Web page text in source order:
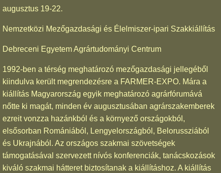
augusztus 19-22.
Nemzetközi Mezőgazdasági és Élelmiszer-ipari Szakkiállítás
Debreceni Egyetem Agrártudományi Centrum
1992-ben a térség meghatározó mezőgazdasági jellegéből
kiindulva került megrendezésre a FARMER-EXPO. Mára a
kiállítás Magyarország egyik meghatározó agrárfórumává
nőtte ki magát, minden év augusztusában agrárszakemberek
ezreit vonzza hazánkból és a környező országokból,
elsősorban Romániából, Lengyelországból, Belorussziából
és Ukrajnából. Az országos szakmai szövetségek
támogatásával szervezett nívós konferenciák, tanácskozások
kiváló szakmai hátteret biztosítanak a kiállításhoz. A kiállítás